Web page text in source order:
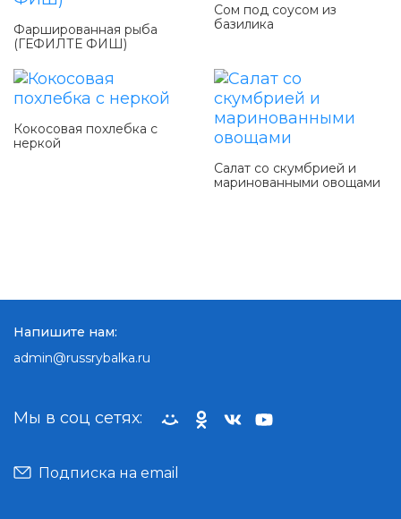
Фаршированная рыба
(ГЕФИЛТЕ ФИШ)
Сом под соусом из
базилика
Кокосовая похлебка с
неркой
Салат со скумбрией и
маринованными овощами
Мы в соц сетях:
Подписка на email
Напишите нам:
admin@russrybalka.ru